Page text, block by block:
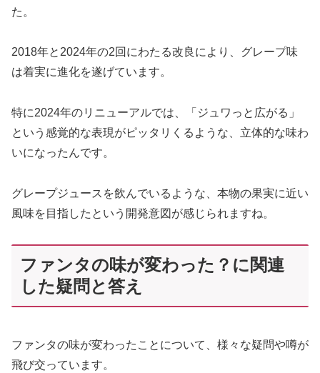
た。
2018年と2024年の2回にわたる改良により、グレープ味
は着実に進化を遂げています。
特に2024年のリニューアルでは、「ジュワっと広がる」
という感覚的な表現がピッタリくるような、立体的な味わ
いになったんです。
グレープジュースを飲んでいるような、本物の果実に近い
風味を目指したという開発意図が感じられますね。
ファンタの味が変わった？に関連
した疑問と答え
ファンタの味が変わったことについて、様々な疑問や噂が
飛び交っています。